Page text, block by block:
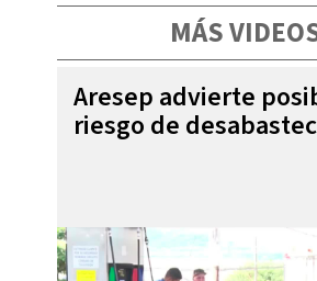
MÁS
Aresep advierte
riesgo de